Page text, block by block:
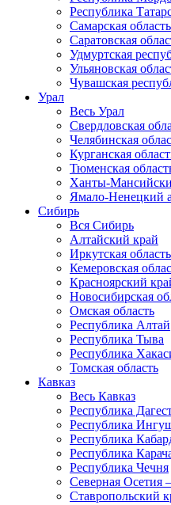
Республика
Самарская область
Саратовская
Удмуртская
Ульяновская
Чувашская
Урал
Весь Урал
Свердловская
Челябинская
Курганская
Тюменская
Ханты-
Ямало-Ненецкий
Сибирь
Вся Сибирь
Алтайский край
Иркутская область
Кемеровская
Красноярский
Новосибирская
Омская область
Республика Алтай
Республика Тыва
Республика
Томская область
Кавказ
Весь Кавказ
Республика
Республика
Республика
Республика
Республика Чечня
Северная Осетия
Ставропольский